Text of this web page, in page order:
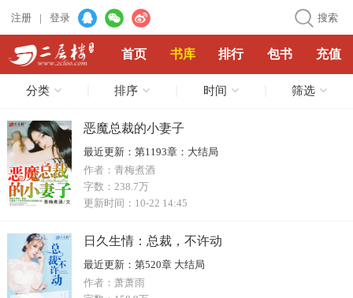
注册 | 登录 搜索
首页 书库 排行 包书 充值
分类 排序 时间 筛选
恶魔总裁的小妻子
最近更新： 第1193章：大结局
作者： 青梅煮酒
字数： 238.7万
更新时间： 10-22 14:45
日久生情：总裁，不许动
最近更新：
第520章 大结局
作者： 萧萧雨